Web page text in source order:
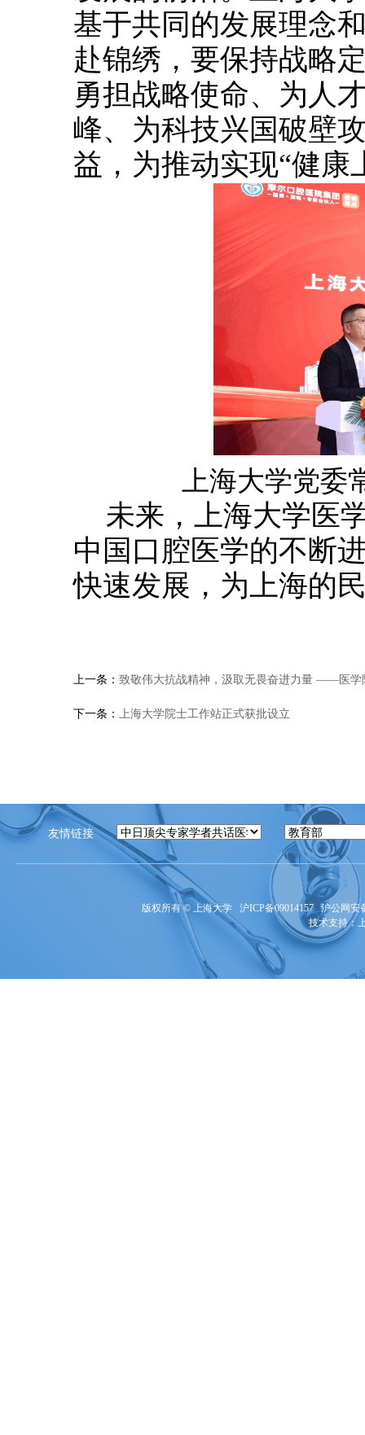
基于共同的发展理念
赴锦绣，要保持战略
勇担战略使命、为人
峰、为科技兴国破壁
益，为推动实现“健康
上海大学党
未来，上海大学医
中国口腔医学的不断
快速发展，为上海的
上一条： 致敬伟大抗战精神，汲取无畏奋进力量 ——医学
下一条： 上海大学院士工作站正式获批设立
友情链接
版权所有 © 上海大学 沪ICP备09014157 沪公网安
技术支持：